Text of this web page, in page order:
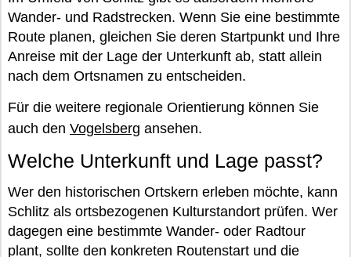
Wander- und Radstrecken. Wenn Sie eine bestimmte
Route planen, gleichen Sie deren Startpunkt und Ihre
Anreise mit der Lage der Unterkunft ab, statt allein
nach dem Ortsnamen zu entscheiden.
Für die weitere regionale Orientierung können Sie
auch den Vogelsberg ansehen.
Welche Unterkunft und Lage passt?
Wer den historischen Ortskern erleben möchte, kann
Schlitz als ortsbezogenen Kulturstandort prüfen. Wer
dagegen eine bestimmte Wander- oder Radtour
plant, sollte den konkreten Routenstart und die